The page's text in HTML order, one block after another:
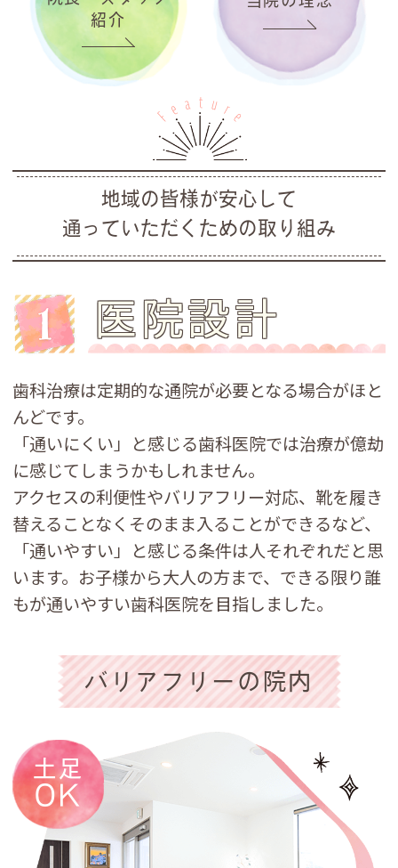
紹介
地域の皆様が安心して
通っていただくための取り組み
医院設計
歯科治療は定期的な通院が必要となる場合がほと
んどです。
「通いにくい」と感じる歯科医院では治療が億劫
に感じてしまうかもしれません。
アクセスの利便性やバリアフリー対応、靴を履き
替えることなくそのまま入ることができるなど、
「通いやすい」と感じる条件は人それぞれだと思
います。お子様から大人の方まで、できる限り誰
もが通いやすい歯科医院を目指しました。
バリアフリーの院内
土足
OK